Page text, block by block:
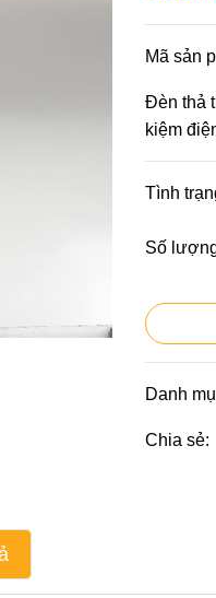
Mã sản
Đèn thả
kiệm
Tình
Số
Danh
Chia sẻ: